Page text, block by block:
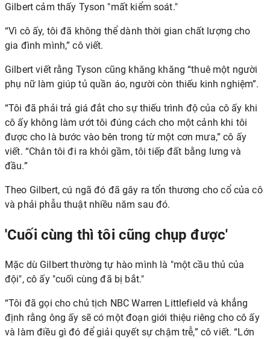
Gilbert cảm thấy Tyson "mất kiểm soát."
“Vì cô ấy, tôi đã không thể dành thời gian chất lượng cho
gia đình mình,” cô viết.
Gilbert viết rằng Tyson cũng khăng khăng “thuê một người
phụ nữ làm giúp tủ quần áo, người còn thiếu kinh nghiệm”.
“Tôi đã phải trả giá đắt cho sự thiếu trình độ của cô ấy khi
cô ấy không làm ướt tôi đúng cách cho một cảnh khi tôi
được cho là bước vào bên trong từ một cơn mưa,” cô ấy
viết. “Chân tôi đi ra khỏi gầm, tôi tiếp đất bằng lưng và
đầu.”
Theo Gilbert, cú ngã đó đã gây ra tổn thương cho cổ của cô
và phải phẫu thuật nhiều năm sau đó.
'Cuối cùng thì tôi cũng chụp được'
Mặc dù Gilbert thường tự hào mình là "một cầu thủ của
đội", cô ấy "cuối cùng đã bị bắt."
“Tôi đã gọi cho chủ tịch NBC Warren Littlefield và khẳng
định rằng ông ấy sẽ có một đoạn giới thiệu riêng cho cô ấy
và làm điều gì đó để giải quyết sự chậm trễ,” cô viết. “Lớn